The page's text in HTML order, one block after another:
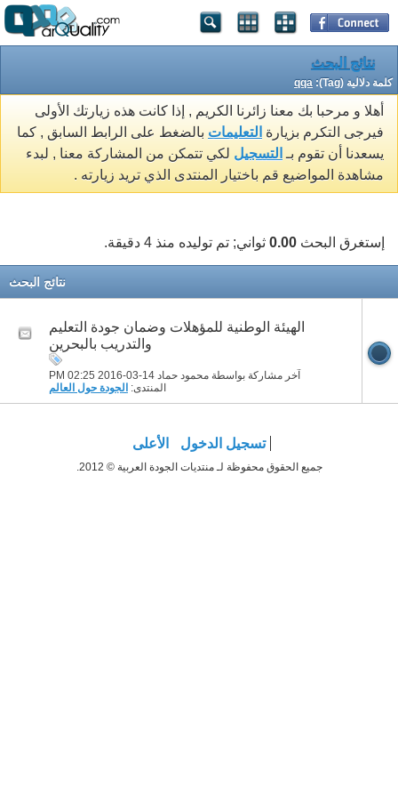
نتائج البحث
كلمة دلالية (Tag): qqa
أهلا و مرحبا بك معنا زائرنا الكريم , إذا كانت هذه زيارتك الأولى
فيرجى التكرم بزيارة التعليمات بالضغط على الرابط السابق , كما
يسعدنا أن تقوم بـ التسجيل لكي تتمكن من المشاركة معنا , لبدء
مشاهدة المواضيع قم باختيار المنتدى الذي تريد زيارته .
إستغرق البحث 0.00 ثواني; تم توليده منذ 4 دقيقة.
نتائج البحث
الهيئة الوطنية للمؤهلات وضمان جودة التعليم
والتدريب بالبحرين
آخر مشاركة بواسطة محمود حماد 14-03-2016
02:25 PM
المنتدى: الجودة حول العالم
تسجيل الدخول الأعلى
جميع الحقوق محفوظة لـ منتديات الجودة العربية © 2012.